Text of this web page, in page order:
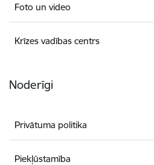
Foto un video
Krīzes vadības centrs
Noderīgi
Privātuma politika
Piekļūstamība